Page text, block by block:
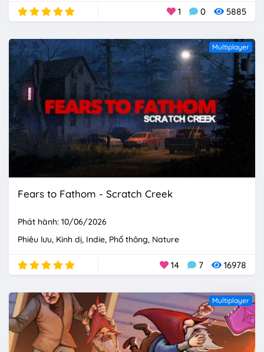
1 0 5885
Multiplayer
Fears to Fathom - Scratch Creek
Phát hành: 10/06/2026
Phiêu lưu Kinh dị Indie Phổ thông Nature
14 7 16978
Multiplayer